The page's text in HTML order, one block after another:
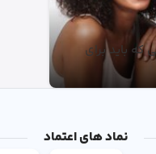
که باید برای
نماد های اعتماد